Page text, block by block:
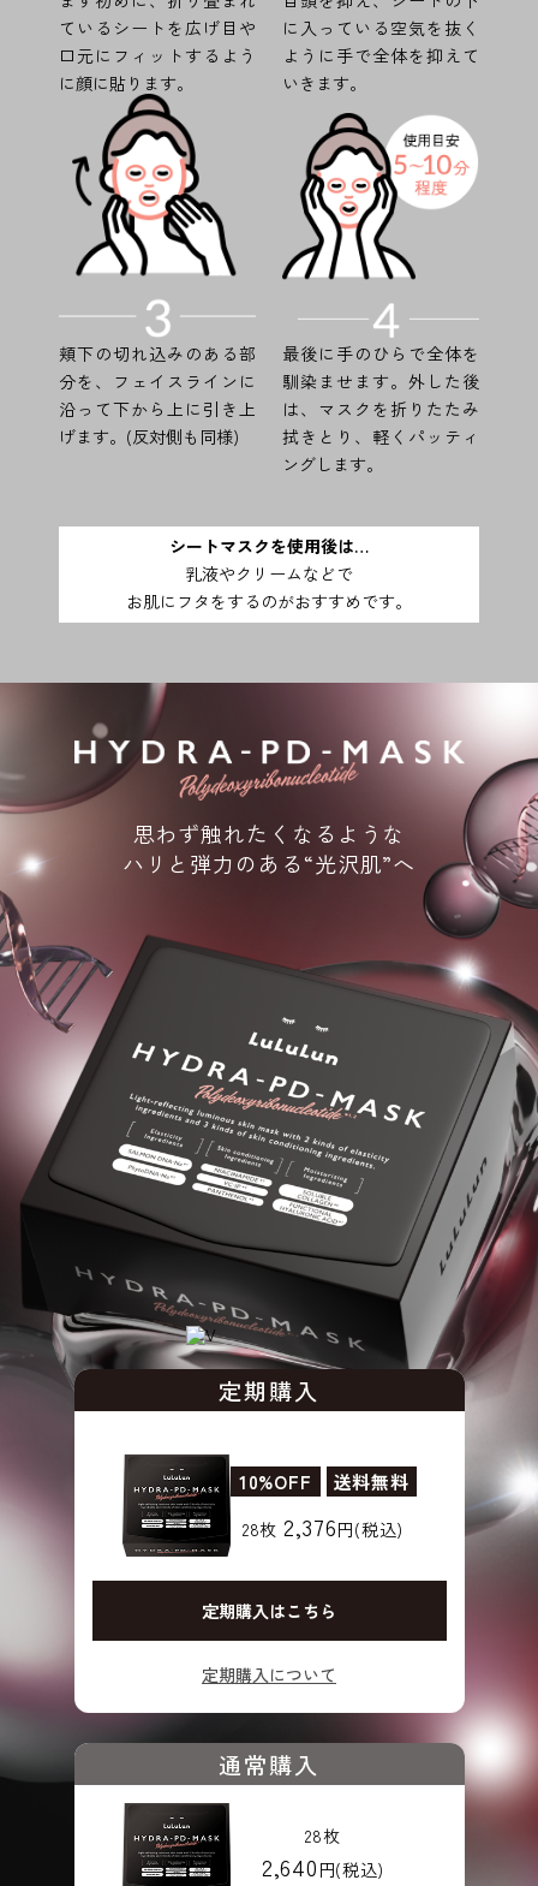
ているシートを広げ目や
口元にフィットするよう
に顔に貼ります。
に入っている空気を抜く
ように手で全体を抑えて
いきます。
頬下の切れ込みのある部
分を、フェイスラインに
沿って下から上に引き上
げます。(反対側も同様)
最後に手のひらで全体を
馴染ませます。外した後
は、マスクを折りたたみ
拭きとり、軽くパッティ
ングします。
シートマスクを使用後は…
乳液やクリームなどで
お肌にフタをするのがおすすめです。
思わず触れたくなるような
ハリと弾力のある“光沢肌”へ
定期購入
10%OFF 送料無料
28枚 2,376円(税込)
定期購入はこちら
定期購入について
通常購入
28枚
2,640 円(税込)